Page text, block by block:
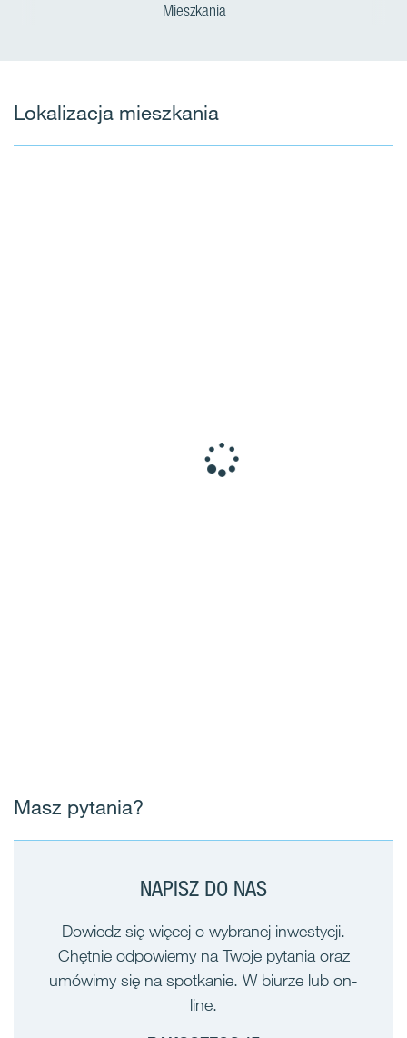
Mieszkania
Lokalizacja mieszkania
Masz pytania?
NAPISZ DO NAS
Dowiedz się więcej o wybranej inwestycji.
Chętnie odpowiemy na Twoje pytania oraz
umówimy się na spotkanie. W biurze lub on-
line.